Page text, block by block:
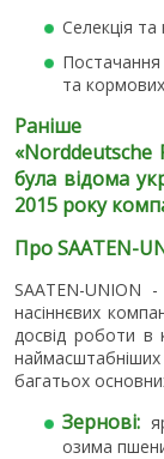
Селекція та
Постачання
та
«Norddeutsche
була відома
2015 року
Про SAATEN-
SAATEN-UNION
насіннєвих
досвід роботи в
багатьох
Зернові:
озима